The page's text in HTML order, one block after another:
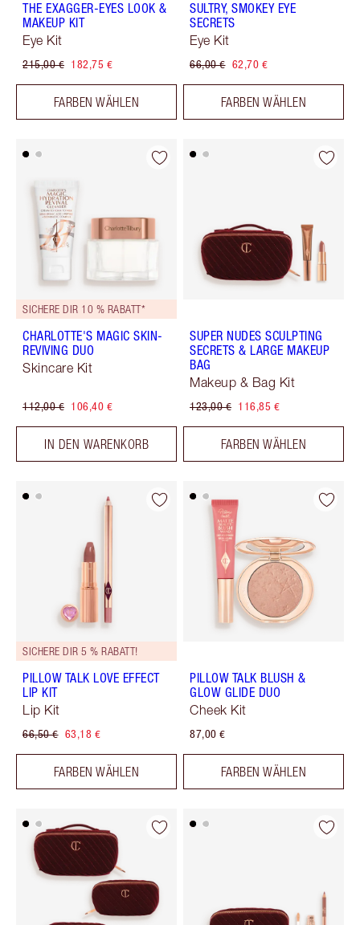
THE EXAGGER-EYES LOOK &
MAKEUP KIT
Eye Kit
215,00 € 182,75 €
FARBEN WÄHLEN
SULTRY, SMOKEY EYE
SECRETS
Eye Kit
66,00 € 62,70 €
FARBEN WÄHLEN
SICHERE DIR 10 % RABATT*
CHARLOTTE'S MAGIC SKIN-
REVIVING DUO
Skincare Kit
112,00 € 106,40 €
IN DEN WARENKORB
SUPER NUDES SCULPTING
SECRETS & LARGE MAKEUP
BAG
Makeup & Bag Kit
123,00 € 116,85 €
FARBEN WÄHLEN
SICHERE DIR 5 % RABATT!
PILLOW TALK LOVE EFFECT
LIP KIT
Lip Kit
66,50 € 63,18 €
FARBEN WÄHLEN
PILLOW TALK BLUSH &
GLOW GLIDE DUO
Cheek Kit
87,00 €
FARBEN WÄHLEN